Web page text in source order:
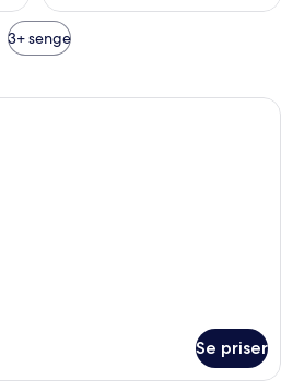
3+ senge
Premium-sengetøj, pengeskab på
Se priser